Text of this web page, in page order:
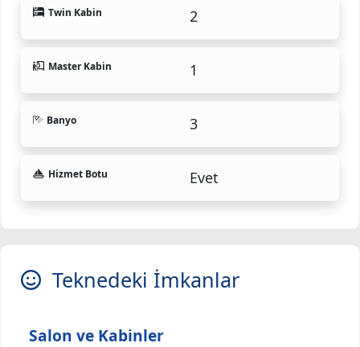
Twin Kabin 2
Master Kabin 1
Banyo 3
Hizmet Botu Evet
Teknedeki İmkanlar
Salon ve Kabinler